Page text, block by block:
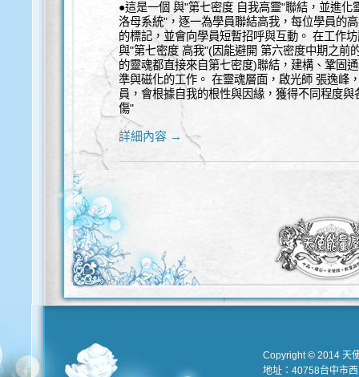
●這是一個 與"第七密度 自我高靈"聯結，並進
洛母系統"，逐一為學員聯結高我，每位學員的
的標記，並會向學員短暫招呼與互動。 在工作
與"第七密度 高我"(因能避開 第六密度中期之前
的靈魂都直接來自第七密度)聯結，建構、鞏固
準與磁化的工作。 在靈魂層面，啟光師 張逸峰
員，會根據自我的根性與因緣，獲得不同程度
傷"
詳細內容 →
Copyright © 2014 天
地址：40758台中市